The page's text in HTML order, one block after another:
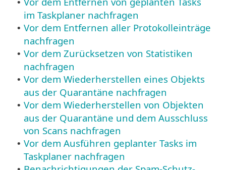
•
im Taskplaner nachfragen
• Vor dem Entfernen aller Protokolleinträge
nachfragen
• Vor dem Zurücksetzen von Statistiken
nachfragen
• Vor dem Wiederherstellen eines Objekts
aus der Quarantäne nachfragen
• Vor dem Wiederherstellen von Objekten
aus der Quarantäne und dem Ausschluss
von Scans nachfragen
• Vor dem Ausführen geplanter Tasks im
Taskplaner nachfragen